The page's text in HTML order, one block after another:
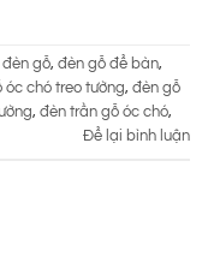
đèn gỗ, đèn gỗ để bàn,
óc chó treo tường, đèn gỗ
, đèn trần gỗ óc chó,
Để lại bình luận